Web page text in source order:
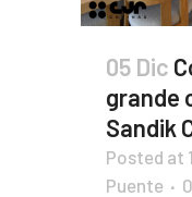
05 Dic
grande
Sandik
Posted at
Puente